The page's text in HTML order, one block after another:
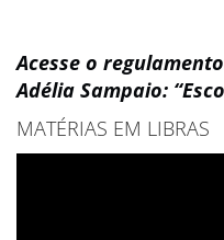
Acesse o
Adélia Sampaio:
MATÉRIAS EM LIBRAS